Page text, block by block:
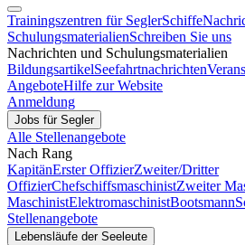
Trainingszentren für SeglerSchiffe
SchulungsmaterialienSchreiben Sie uns
Nachrichten und Schulungsmaterialien
BildungsartikelSeefahrtnachrichten
AngeboteHilfe zur Website
Anmeldung
Jobs für Segler
Alle Stellenangebote
Nach Rang
KapitänErster OffizierZweiter/Dritter
OffizierChefschiffsmaschinistZweiter
MaschinistElektromaschinistBootsmann
Stellenangebote
Lebensläufe der Seeleute